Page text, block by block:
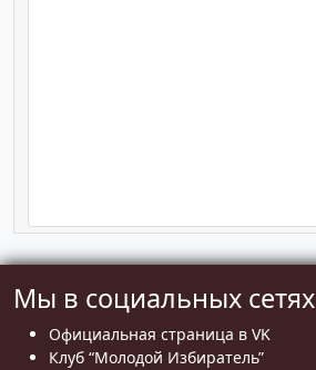
Мы в социальных сетях
Официальная страница в VK
Клуб “Молодой Избиратель”